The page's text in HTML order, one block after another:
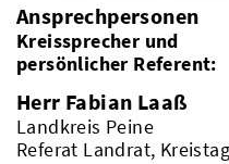
Ansprechpersonen
Kreissprecher und
persönlicher Referent:
Herr Fabian Laaß
Landkreis Peine
Referat Landrat,